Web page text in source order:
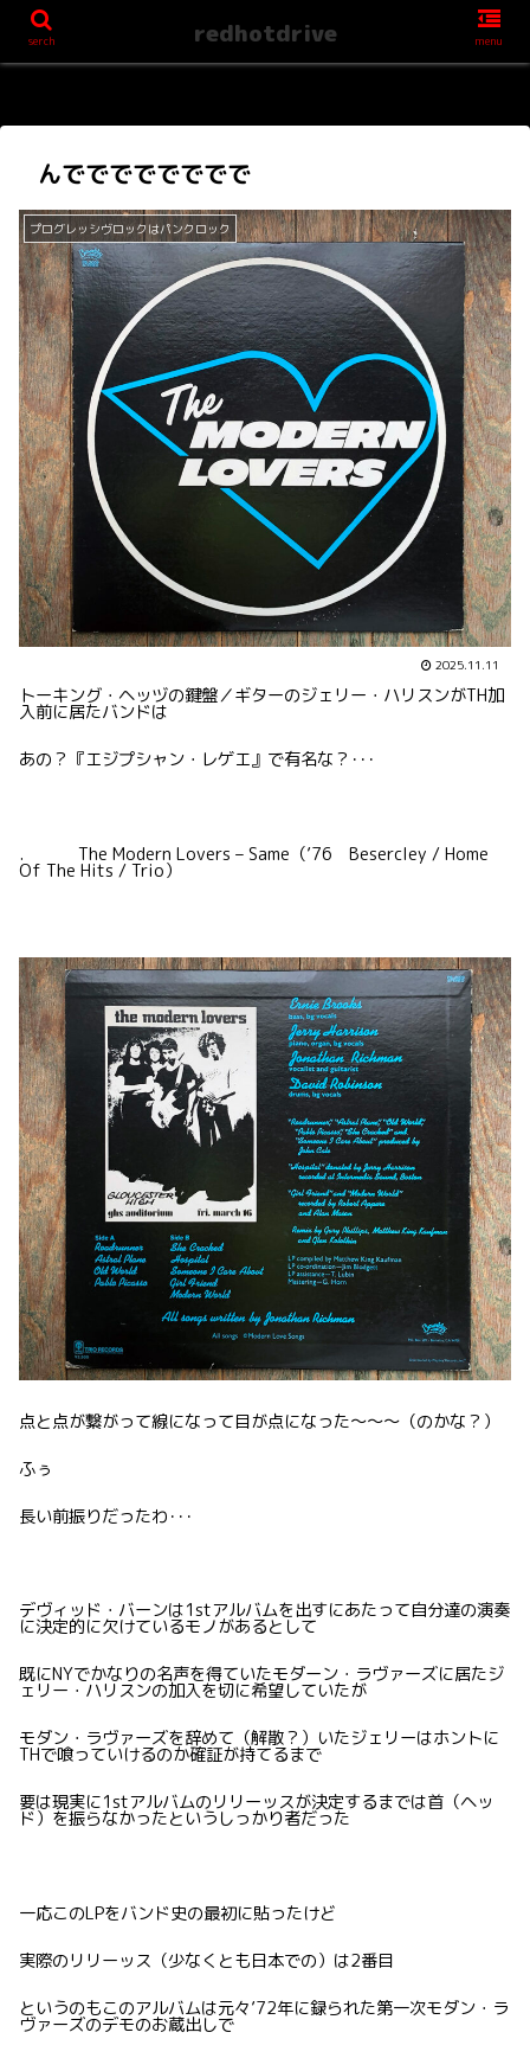
んでででででででで
プログレッシヴロックはパンクロック
2025.11.11
トーキング・ヘッヅの鍵盤／ギターのジェリー・ハリスンがTH加
入前に居たバンドは
あの？『エジプシャン・レゲエ』で有名な？･･･
. The Modern Lovers – Same（’76 Besercley / Home
Of The Hits / Trio）
点と点が繋がって線になって目が点になった〜〜〜（のかな？）
ふぅ
長い前振りだったわ･･･
デヴィッド・バーンは1stアルバムを出すにあたって自分達の演奏
に決定的に欠けているモノがあるとして
既にNYでかなりの名声を得ていたモダーン・ラヴァーズに居たジ
ェリー・ハリスンの加入を切に希望していたが
モダン・ラヴァーズを辞めて（解散？）いたジェリーはホントに
THで喰っていけるのか確証が持てるまで
要は現実に1stアルバムのリリーッスが決定するまでは首（ヘッ
ド）を振らなかったというしっかり者だった
一応このLPをバンド史の最初に貼ったけど
実際のリリーッス（少なくとも日本での）は2番目
というのもこのアルバムは元々’72年に録られた第一次モダン・ラ
ヴァーズのデモのお蔵出しで
serch redhotdrive menu